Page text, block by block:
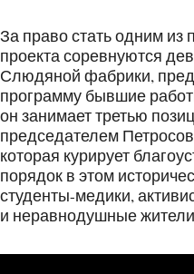
За право стать одним из
проекта соревнуются
Слюдяной фабрики,
программу бывшие
он занимает третью
председателем
которая курирует
порядок в этом
студенты-медики,
и неравнодушные